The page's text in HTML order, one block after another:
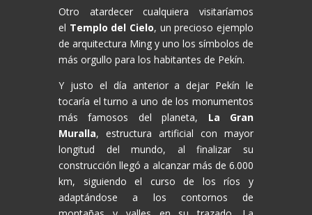
Otro atardecer cualquiera visitaríamos
el Templo del Cielo, un precioso ejemplo
de arquitectura Ming y uno los símbolos de
más orgullo para los habitantes de Pekín.
Y justo el día anterior a dejar Pekín le
tocaría el turno a uno de los monumentos
más famosos del planeta, La Gran
Muralla, estructura artificial con mayor
longitud del mundo, al finalizar su
construcción llegó a alcanzar más de 6.000
km, siguiendo el curso de los ríos y
adaptándose a los contornos de